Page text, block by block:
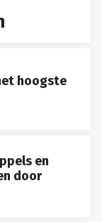
hoogste
en
door